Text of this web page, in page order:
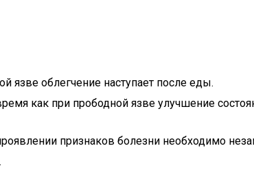
язве облегчение наступает после еды.
как при прободной язве улучшение
признаков болезни необходимо